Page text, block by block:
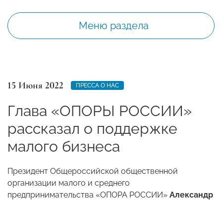
Меню раздела
15 Июня 2022 ПРЕССА О НАС
Глава «ОПОРЫ РОССИИ»
рассказал о поддержке
малого бизнеса
Президент Общероссийской общественной
организации малого и среднего
предпринимательства «ОПОРА РОССИИ» Александр